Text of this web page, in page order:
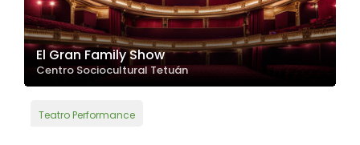
El Gran Family Show
Centro Sociocultural Tetuán
Teatro Performance